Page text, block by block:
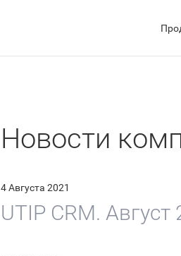
Новости
4 Августа 2021
UTIP CRM. Август